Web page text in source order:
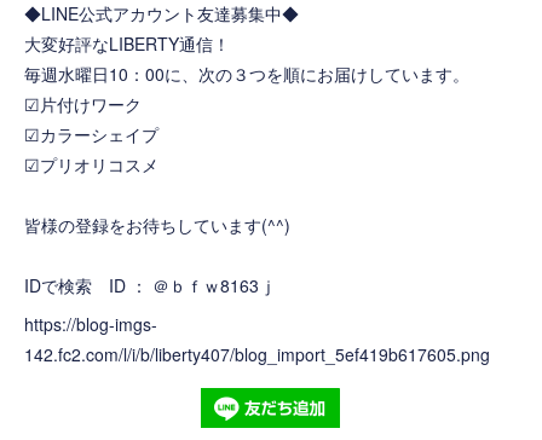
◆LINE公式アカウント友達募集中◆
大変好評なLIBERTY通信！
毎週水曜日10：00に、次の３つを順にお届けしています。
☑片付けワーク
☑カラーシェイプ
☑プリオリコスメ
皆様の登録をお待ちしています(^^)
IDで検索 ID ： ＠ｂｆｗ8163ｊ
https://blog-imgs-
142.fc2.com/l/i/b/liberty407/blog_import_5ef419b617605.png